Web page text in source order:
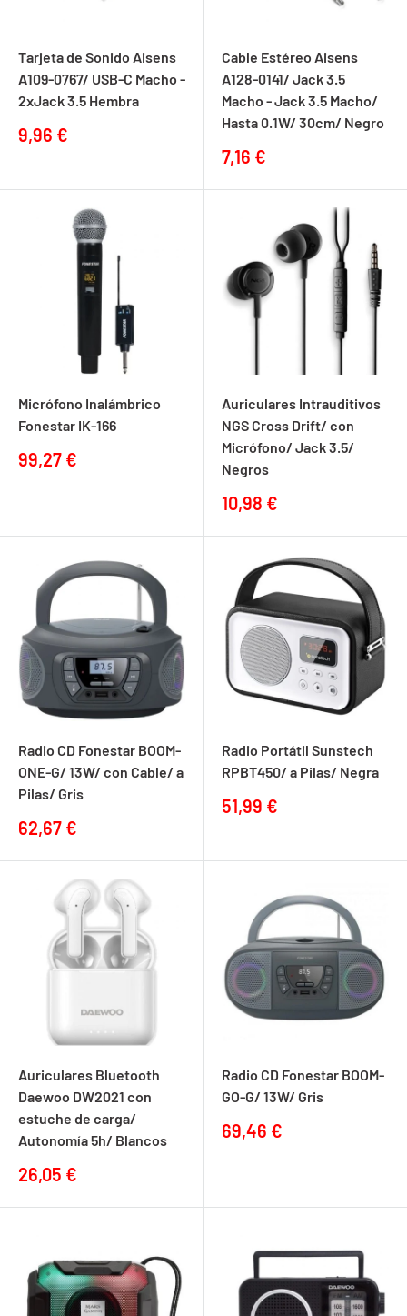
Tarjeta de Sonido Aisens
A109-0767/ USB-C Macho -
2xJack 3.5 Hembra
Precio
9,96 €
Cable Estéreo Aisens
A128-0141/ Jack 3.5
Macho - Jack 3.5 Macho/
Hasta 0.1W/ 30cm/ Negro
Precio
venta
7,16 €
Micrófono Inalámbrico
Fonestar IK-166
Precio
99,27 €
Auriculares Intrauditivos
NGS Cross Drift/ con
Micrófono/ Jack 3.5/
Negros
Precio
venta
10,98 €
Radio CD Fonestar BOOM-
ONE-G/ 13W/ con Cable/ a
Pilas/ Gris
Precio
venta
62,67 €
Radio Portátil Sunstech
RPBT450/ a Pilas/ Negra
Precio
51,99 €
Auriculares Bluetooth
Daewoo DW2021 con
estuche de carga/
Autonomía 5h/ Blancos
Precio
venta
26,05 €
Radio CD Fonestar BOOM-
GO-G/ 13W/ Gris
Precio
69,46 €